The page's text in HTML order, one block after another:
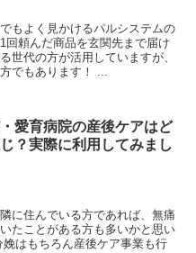
もよく見かけるパルシステムの
回頼んだ商品を玄関先まで届け
世代の方が活用していますが、
でもあります！ ...
愛育病院の産後ケアはど
？実際に利用してみまし
に住んでいる方であれば、無痛
たことがある方も多いかと思い
はもちろん産後ケア事業も行